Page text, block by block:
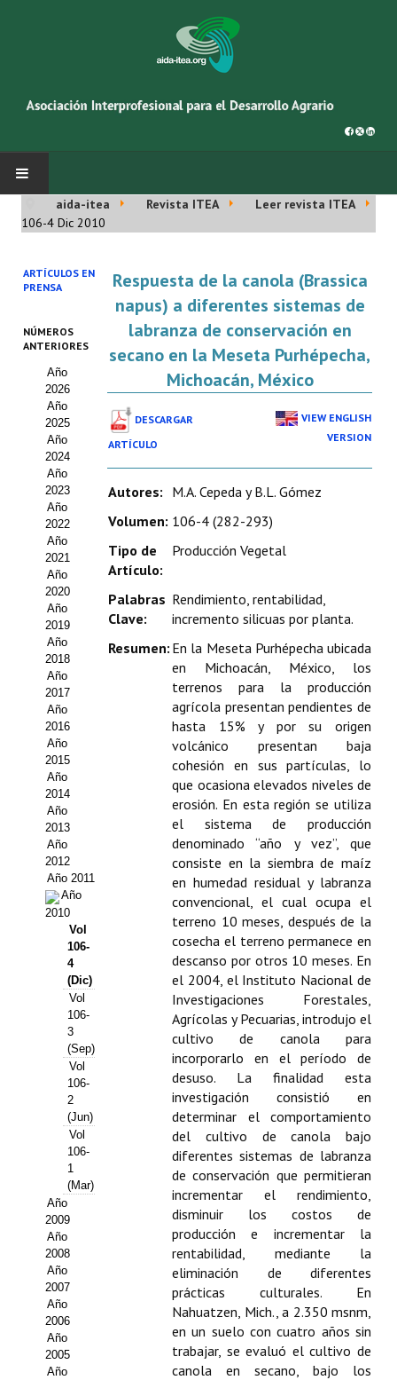
INICIO
Asociación AIDA
Cincuentenario AIDA
Organigrama
Estatutos
Hacerse socio
Noticias
Galería de Fotos
Web AIDA 2.0
REVISTA ITEA
Presentación ITEA
Equipo Editorial
Leer revista ITEA
Directrices para autores/as
Políticas Editoriales
Propuesta Volumen Especial
Sello Calidad FECYT
Premio Prensa Agraria
Buscador de Artículos
JORNADAS AIDA
Presentación Jornadas
Comunicaciones
Jornadas PAM 2026
Premio Jóvenes Investigadores
Buscador de Comunicaciones
Buscador de Comunicaciones
CONTACTO
BUSCADOR
aida-itea Revista ITEA
Leer revista ITEA
106-4 Dic 2010
ARTÍCULOS EN
PRENSA
NÚMEROS
ANTERIORES
Año
2026
Año
2025
Año
2024
Año
2023
Año
2022
Año
2021
Año
2020
Año
2019
Año
2018
Año
2017
Año
2016
Año
2015
Año
2014
Año
2013
Año
2012
Año 2011
Año
2010
Vol
106-
4
(Dic)
Vol
106-
3
(Sep)
Vol
106-
2
(Jun)
Vol
106-
1
(Mar)
Año
2009
Año
2008
Año
2007
Año
2006
Año
2005
Año
Respuesta de la canola (Brassica
napus) a diferentes sistemas de
labranza de conservación en
secano en la Meseta Purhépecha,
Michoacán, México
DESCARGAR
ARTÍCULO
VIEW ENGLISH
VERSION
Autores: M.A. Cepeda y B.L. Gómez
Volumen: 106-4 (282-293)
Tipo de
Artículo:
Producción Vegetal
Palabras
Clave:
Rendimiento, rentabilidad,
incremento silicuas por planta.
Resumen: En la Meseta Purhépecha ubicada
en Michoacán, México, los
terrenos para la producción
agrícola presentan pendientes de
hasta 15% y por su origen
volcánico presentan baja
cohesión en sus partículas, lo
que ocasiona elevados niveles de
erosión. En esta región se utiliza
el sistema de producción
denominado “año y vez”, que
consiste en la siembra de maíz
en humedad residual y labranza
convencional, el cual ocupa el
terreno 10 meses, después de la
cosecha el terreno permanece en
descanso por otros 10 meses. En
el 2004, el Instituto Nacional de
Investigaciones Forestales,
Agrícolas y Pecuarias, introdujo el
cultivo de canola para
incorporarlo en el período de
desuso. La finalidad esta
investigación consistió en
determinar el comportamiento
del cultivo de canola bajo
diferentes sistemas de labranza
de conservación que permitieran
incrementar el rendimiento,
disminuir los costos de
producción e incrementar la
rentabilidad, mediante la
eliminación de diferentes
prácticas culturales. En
Nahuatzen, Mich., a 2.350 msnm,
en un suelo con cuatro años sin
trabajar, se evaluó el cultivo de
canola en secano, bajo los